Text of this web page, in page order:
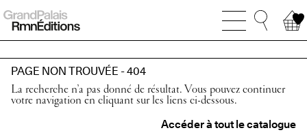
PAGE NON TROUVÉE - 404
La recherche n’a pas donné de résultat. Vous pouvez continuer
votre navigation en cliquant sur les liens ci-dessous.
Accéder à tout le catalogue